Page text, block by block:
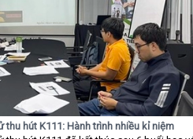
hút K111: Hành trình nhiều kỉ niệm